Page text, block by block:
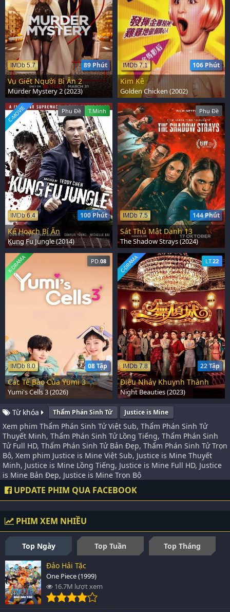
89 Phút
IMDb 5.7
Vụ Giết Người Bí Ẩn 2
Murder Mystery 2 (2023)
106 Phút
IMDb 7.1
Kim Kê
Golden Chicken (2002)
Phụ Đề T.Minh
100 Phút
IMDb 6.4
C-MOVIE
Kế Hoạch Bí Ẩn
Kung Fu Jungle (2014)
Phụ Đề
144 Phút
IMDb 7.5
Sát Thủ Mật Danh 13
The Shadow Strays (2024)
PD.08
08 Tập
IMDb 8.0
K-DRAMA
Các Tế Bào Của Yumi 3
Yumi's Cells 3 (2026)
LT.22
22 Tập
IMDb 7.8
C-DRAMA
Điệu Nhảy Khuynh Thành
Night Beauties (2023)
Từ khóa Thẩm Phán Sinh Tử Justice is Mine
Xem phim Thẩm Phán Sinh Tử Việt Sub, Thẩm Phán Sinh Tử
Thuyết Minh, Thẩm Phán Sinh Tử Lồng Tiếng, Thẩm Phán Sinh
Tử Full HD, Thẩm Phán Sinh Tử Bản Đẹp, Thẩm Phán Sinh Tử Trọn
Bộ, Xem phim Justice is Mine Việt Sub, Justice is Mine Thuyết
Minh, Justice is Mine Lồng Tiếng, Justice is Mine Full HD, Justice
is Mine Bản Đẹp, Justice is Mine Trọn Bộ
UPDATE PHIM QUA FACEBOOK
PHIM XEM NHIỀU
Top Ngày Top Tuần
Top Tháng
Đảo Hải Tặc
One Piece (1999)
16.7M lượt xem